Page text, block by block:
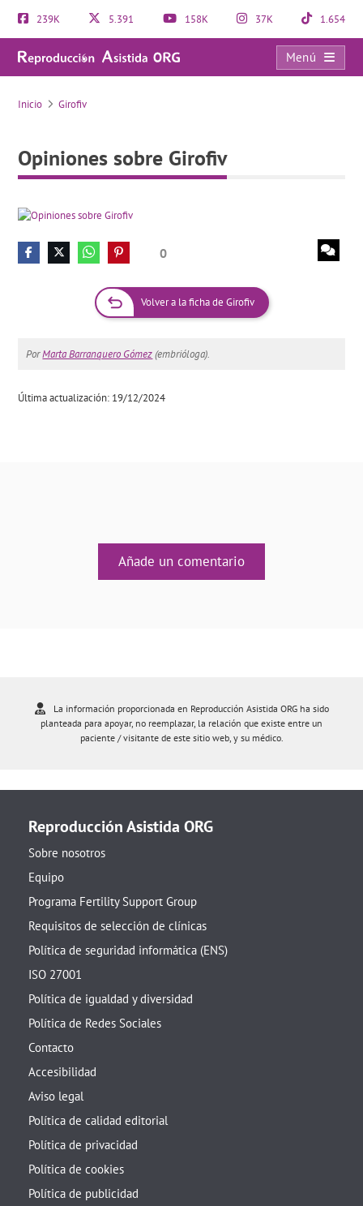
239K 5.391 158K 37K 1.654
Menú
Opiniones sobre Girofiv
Inicio Girofiv
Opiniones sobre Girofiv
0
Volver a la ficha de Girofiv
PorMarta Barranquero Gómez(embrióloga).
Última actualización: 19/12/2024
Añade un comentario
La información proporcionada en Reproducción Asistida ORG ha sido
planteada para apoyar, no reemplazar, la relación que existe entre un
paciente / visitante de este sitio web, y su médico.
Reproducción Asistida ORG
Sobre nosotros
Equipo
Programa Fertility Support Group
Requisitos de selección de clínicas
Política de seguridad informática (ENS)
ISO 27001
Política de igualdad y diversidad
Política de Redes Sociales
Contacto
Accesibilidad
Aviso legal
Política de calidad editorial
Política de privacidad
Política de cookies
Política de publicidad